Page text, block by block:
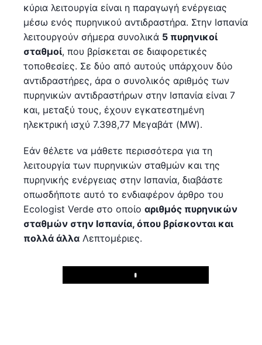
κύρια λειτουργία είναι η παραγωγή ενέργειας
μέσω ενός πυρηνικού αντιδραστήρα. Στην Ισπανία
λειτουργούν σήμερα συνολικά 5 πυρηνικοί
σταθμοί, που βρίσκεται σε διαφορετικές
τοποθεσίες. Σε δύο από αυτούς υπάρχουν δύο
αντιδραστήρες, άρα ο συνολικός αριθμός των
πυρηνικών αντιδραστήρων στην Ισπανία είναι 7
και, μεταξύ τους, έχουν εγκατεστημένη
ηλεκτρική ισχύ 7.398,77 Μεγαβάτ (MW).
Εάν θέλετε να μάθετε περισσότερα για τη
λειτουργία των πυρηνικών σταθμών και της
πυρηνικής ενέργειας στην Ισπανία, διαβάστε
οπωσδήποτε αυτό το ενδιαφέρον άρθρο του
Ecologist Verde στο οποίο αριθμός πυρηνικών
σταθμών στην Ισπανία, όπου βρίσκονται και
πολλά άλλα Λεπτομέριες.
Play